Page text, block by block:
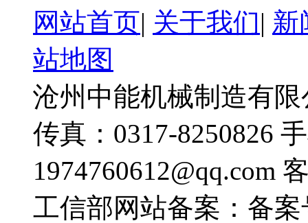
网站首页| 关于我们| 新
站地图
沧州中能机械制造有限
传真：0317-8250826
1974760612@qq.com
工信部网站备案：备案